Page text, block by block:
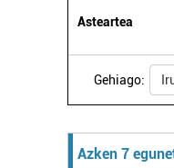
zure baimena
Webgune honek
fitxategiak erabiltzen
baliatzen gara. Ohar
erabiltzeko baimen
Asteartea
Gehiago:
Azken 7